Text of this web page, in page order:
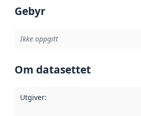
Gebyr
Ikke oppgitt
Om datasettet
Utgiver: